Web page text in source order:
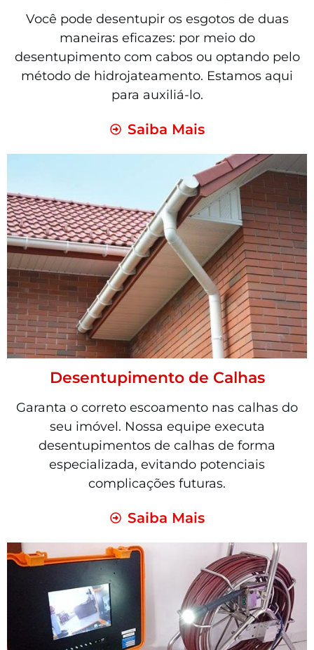
Você pode desentupir os esgotos de duas
maneiras eficazes: por meio do
desentupimento com cabos ou optando pelo
método de hidrojateamento. Estamos aqui
para auxiliá-lo.
Saiba Mais
Desentupimento de Calhas
Garanta o correto escoamento nas calhas do
seu imóvel. Nossa equipe executa
desentupimentos de calhas de forma
especializada, evitando potenciais
complicações futuras.
Saiba Mais